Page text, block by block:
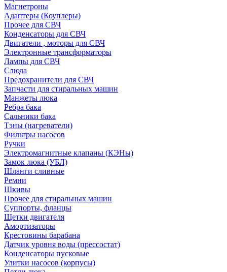
Магнетроны
Адаптеры (Коуплеры)
Прочее для СВЧ
Конденсаторы для СВЧ
Двигатели , моторы для СВЧ
Электронные трансформаторы
Лампы для СВЧ
Слюда
Предохранители для СВЧ
Запчасти для стиральных машин
Манжеты люка
Ребра бака
Сальники бака
Тэны (нагреватели)
Фильтры насосов
Ручки
Электромагнитные клапаны (КЭНы)
Замок люка (УБЛ)
Шланги сливные
Ремни
Шкивы
Прочее для стиральных машин
Суппорты, фланцы
Щетки двигателя
Амортизаторы
Крестовины барабана
Датчик уровня воды (прессостат)
Конденсаторы пусковые
Улитки насосов (корпусы)